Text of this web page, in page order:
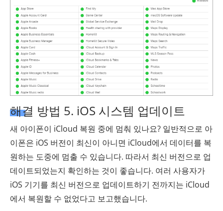
해결 방법 5. iOS 시스템 업데이트
새 아이폰이 iCloud 복원 중에 멈춰 있나요? 일반적으로 아
이폰은 iOS 버전이 최신이 아니면 iCloud에서 데이터를 복
원하는 도중에 멈출 수 있습니다. 따라서 최신 버전으로 업
데이트되었는지 확인하는 것이 좋습니다. 여러 사용자가
iOS 기기를 최신 버전으로 업데이트하기 전까지는 iCloud
에서 복원할 수 없었다고 보고했습니다.